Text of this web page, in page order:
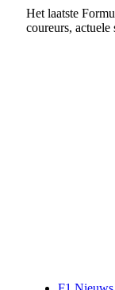
Het laatste
coureurs, actuele